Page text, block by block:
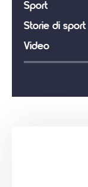
Sport
Storie di sport
Video